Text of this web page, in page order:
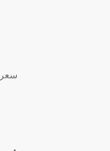
سعر